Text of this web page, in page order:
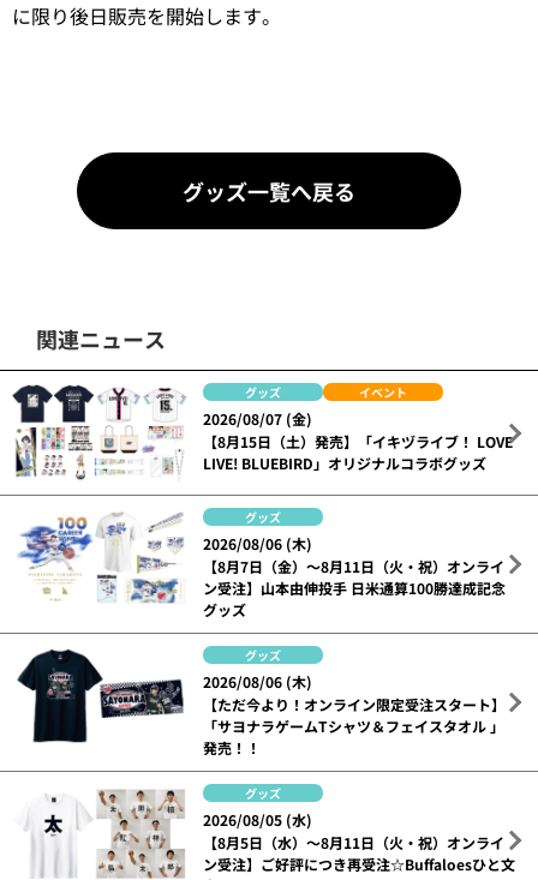
に限り後日販売を開始します。
グッズ一覧へ戻る
関連ニュース
グッズ イベント
2026/08/07 (金)
【8月15日（土）発売】「イキヅライブ！ LOVE
LIVE! BLUEBIRD」オリジナルコラボグッズ
グッズ
2026/08/06 (木)
【8月7日（金）～8月11日（火・祝）オンライ
ン受注】山本由伸投手 日米通算100勝達成記念
グッズ
グッズ
2026/08/06 (木)
【ただ今より！オンライン限定受注スタート】
「サヨナラゲームTシャツ＆フェイスタオル 」
発売！！
グッズ
2026/08/05 (水)
【8月5日（水）～8月11日（火・祝）オンライ
ン受注】ご好評につき再受注☆Buffaloesひと文